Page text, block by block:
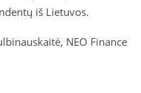
iš Lietuvos.
NEO Finance